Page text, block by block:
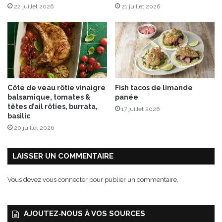
d
c
u
r
m
e
d
M
t
r
s
22 juillet 2026 21 juillet 2026
Côte de veau rôtie vinaigre
balsamique, tomates &
têtes d’ail rôties, burrata,
basilic
20 juillet 2026
Fish tacos de limande
panée
17 juillet 2026
LAISSER UN COMMENTAIRE
Vous devez vous connecter pour publier un commentaire.
AJOUTEZ‑NOUS À VOS SOURCES